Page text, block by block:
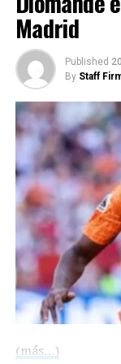
lanza-
amlo-
Madrid
Published
By Staff
(más…)